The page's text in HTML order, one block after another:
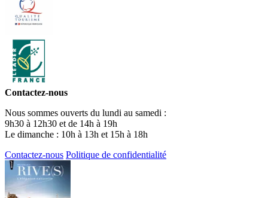
Contactez-nous
Nous sommes ouverts du lundi au samedi :
9h30 à 12h30 et de 14h à 19h
Le dimanche : 10h à 13h et 15h à 18h
Contactez-nous Politique de confidentialité